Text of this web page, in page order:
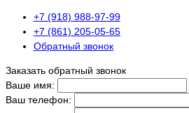
+7 (918) 988-97-99
+7 (861) 205-05-65
Обратный звонок
Заказать обратный звонок
Ваше имя:
Ваш телефон: